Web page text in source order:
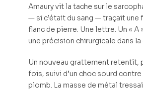
Amaury vit la tache sur le
— si c’était du sang — traçait une
flanc de pierre. Une lettre. Un « A
une précision chirurgicale dans
Un nouveau grattement retentit,
fois, suivi d’un choc sourd
plomb. La masse de métal